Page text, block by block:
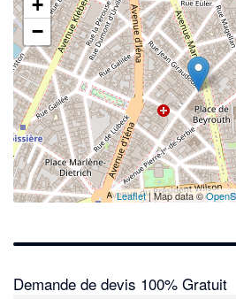
+
−
Leaflet| Map data ©
Demande de devis 100% Gratuit